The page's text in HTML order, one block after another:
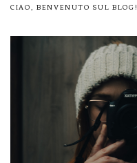
CIAO, BENVENUTO SUL BLOG!